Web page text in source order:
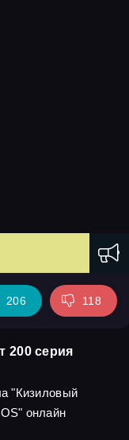
206 118
200 серия
"Кизиловый
онлайн